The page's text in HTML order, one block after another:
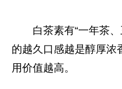
白茶素有“一年茶
的越久口感越是醇厚浓
用价值越高。